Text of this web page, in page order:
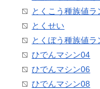
とくこう種族値ラ
とくせい
とくぼう種族値ラ
ひでんマシン04
ひでんマシン06
ひでんマシン08